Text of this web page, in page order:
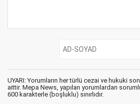
UYARI: Yorumların her türlü cezai ve hukuki
aittir. Mepa News, yapılan yorumlardan
600 karakterle (boşluklu) sınırlıdır.